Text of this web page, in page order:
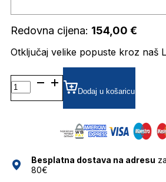
Redovna cijena: 154,00 €
Otključaj velike popuste kroz naš
PLDD518 DIOPTRIJSKI
OKVIRI
POLAROID
Dodaj u košaricu
Besplatna dostava na adresu
80€